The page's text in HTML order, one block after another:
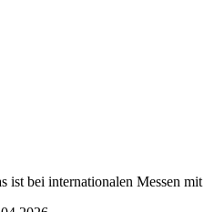
ist bei internationalen Messen